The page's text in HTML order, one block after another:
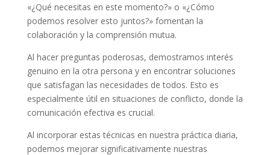
«¿Qué necesitas en este momento?» o «¿Cómo
podemos resolver esto juntos?» fomentan la
colaboración y la comprensión mutua.
Al hacer preguntas poderosas, demostramos interés
genuino en la otra persona y en encontrar soluciones
que satisfagan las necesidades de todos. Esto es
especialmente útil en situaciones de conflicto, donde la
comunicación efectiva es crucial.
Al incorporar estas técnicas en nuestra práctica diaria,
podemos mejorar significativamente nuestras